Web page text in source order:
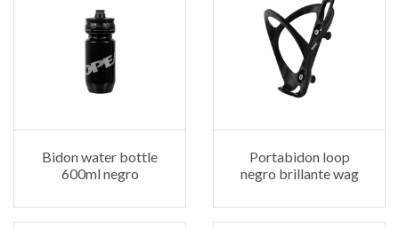
Bidon water bottle
600ml negro
Portabidon loop
negro brillante wag